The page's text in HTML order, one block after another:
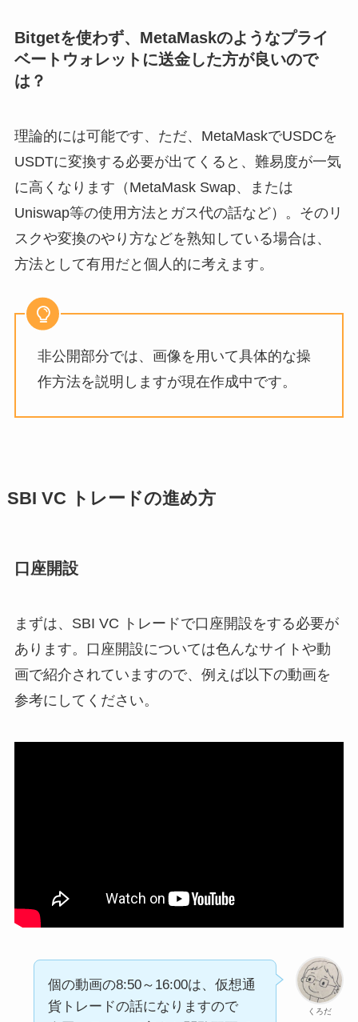
Bitgetを使わず、MetaMaskのようなプライ
ベートウォレットに送金した方が良いので
は？
理論的には可能です、ただ、MetaMaskでUSDCを
USDTに変換する必要が出てくると、難易度が一気
に高くなります（MetaMask Swap、または
Uniswap等の使用方法とガス代の話など）。そのリ
スクや変換のやり方などを熟知している場合は、
方法として有用だと個人的に考えます。
非公開部分では、画像を用いて具体的な操
作方法を説明しますが現在作成中です。
SBI VC トレードの進め方
口座開設
まずは、SBI VC トレードで口座開設をする必要が
あります。口座開設については色んなサイトや動
画で紹介されていますので、例えば以下の動画を
参考にしてください。
くろだ
個の動画の8:50～16:00は、仮想通
貨トレードの話になりますので